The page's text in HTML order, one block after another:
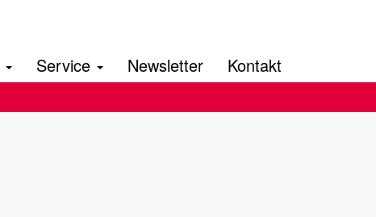
Service Newsletter Kontakt